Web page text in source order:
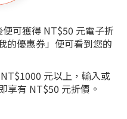
可獲得 NT$50 元電子折
的優惠券」便可看到您的
元以上，輸入或
享有 NT$50 元折價。